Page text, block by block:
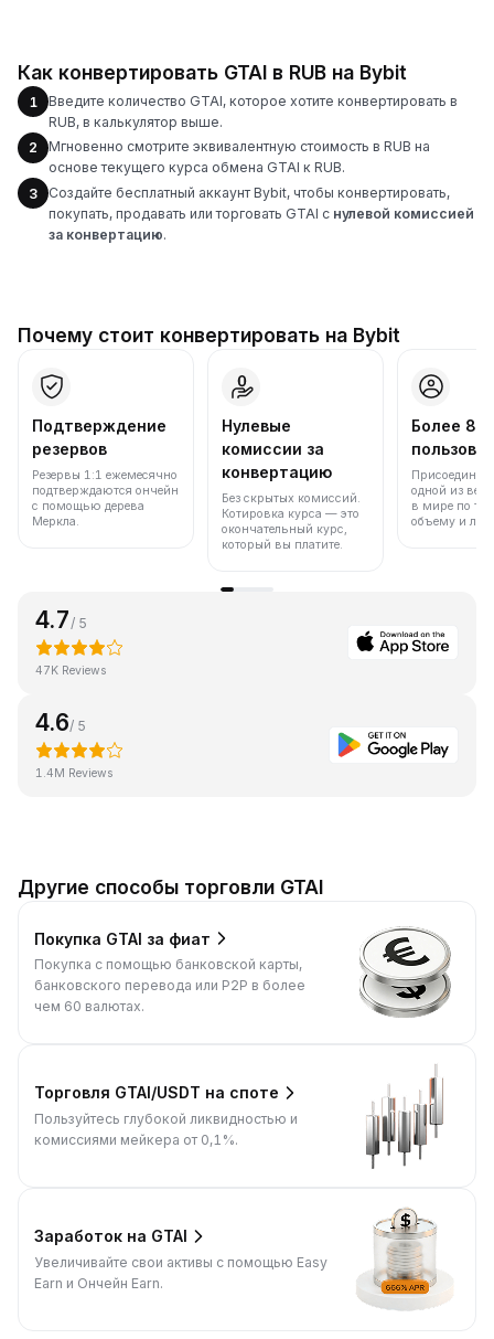
Как конвертировать GTAI в RUB на Bybit
1
Введите количество GTAI, которое хотите конвертировать в
RUB, в калькулятор выше.
2
Мгновенно смотрите эквивалентную стоимость в RUB на
основе текущего курса обмена GTAI к RUB.
3
Создайте бесплатный аккаунт Bybit, чтобы конвертировать,
покупать, продавать или торговать GTAI с нулевой комиссией
за конвертацию.
Почему стоит конвертировать на Bybit
Подтверждение
резервов
Резервы 1:1 ежемесячно
подтверждаются ончейн
с помощью дерева
Меркла.
Нулевые
комиссии за
конвертацию
Без скрытых комиссий.
Котировка курса — это
окончательный курс,
который вы платите.
Более 86
одной из
в мире по
объему и
4.7 / 5
47K Reviews
4.6/ 5
1.4M Reviews
Другие способы торговли GTAI
Покупка GTAI за фиат
Покупка с помощью банковской карты,
банковского перевода или P2P в более
чем 60 валютах.
Торговля GTAI/USDT на споте
Пользуйтесь глубокой ликвидностью и
комиссиями мейкера от 0,1%.
Заработок на GTAI
Увеличивайте свои активы с помощью Easy
Earn и Ончейн Earn.